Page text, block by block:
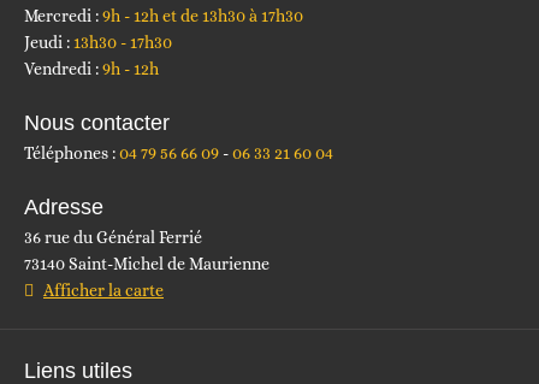
Mercredi :9h - 12h et de 13h30 à 17h30
Jeudi : 13h30 - 17h30
Vendredi :9h - 12h
Nous contacter
Téléphones :04 79 56 66 09 06 33 21 60 04
Adresse
36 rue du Général Ferrié
73140 Saint-Michel de Maurienne
Afficher la carte
Liens utiles